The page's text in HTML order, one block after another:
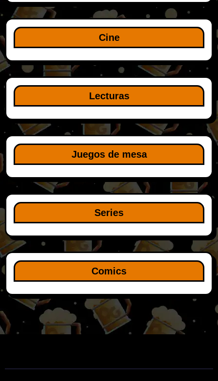
Cine
Lecturas
Juegos de mesa
Series
Comics